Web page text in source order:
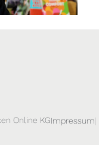
Online KGImpressum